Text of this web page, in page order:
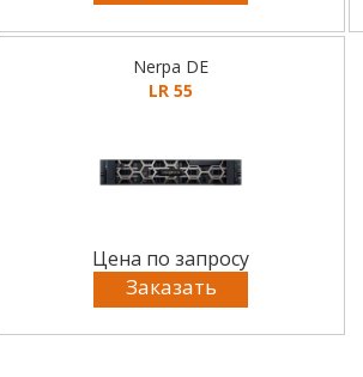
Nerpa DE
LR 55
Цена по запросу
Заказать